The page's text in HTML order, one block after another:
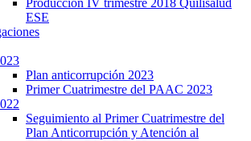
Producción IV trimestre 2018 Quilisalud
ESE
Plan anticorrupción 2023
Primer Cuatrimestre del PAAC 2023
Seguimiento al Primer Cuatrimestre del
Plan Anticorrupción y Atención al